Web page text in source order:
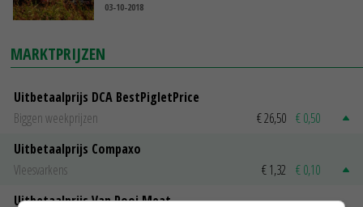
03-10-2018
MARKTPRIJZEN
Uitbetaalprijs DCA BestPigletPrice
Biggen weekprijzen
€ 26,50 € 0,50
Uitbetaalprijs Compaxo
Vleesvarkens
€ 1,32 € 0,10
Uitbetaalprijs Van Rooi Meat